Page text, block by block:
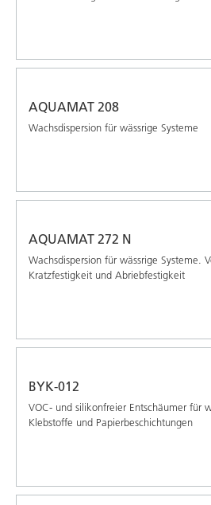
AQUAMAT 208
Wachsdispersion für wässrige Systeme
AQUAMAT 272 N
Wachsdispersion für wässrige Systeme.
Kratzfestigkeit und Abriebfestigkeit
BYK-012
VOC- und silikonfreier Entschäumer für
Klebstoffe und Papierbeschichtungen